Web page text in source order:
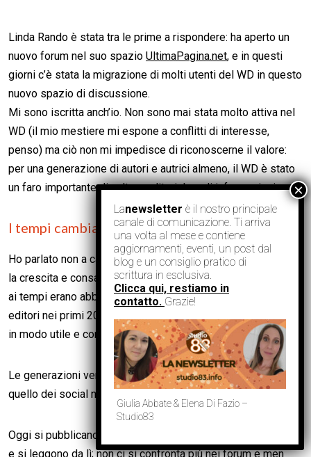
Linda Rando è stata tra le prime a rispondere: ha aperto un
nuovo forum nel suo spazio UltimaPagina.net, e in questi
giorni c’è stata la migrazione di molti utenti del WD in questo
nuovo spazio di discussione.
Mi sono iscritta anch’io. Non sono mai stata molto attiva nel
WD (il mio mestiere mi espone a conflitti di interesse,
penso) ma ciò non mi impedisce di riconoscerne il valore:
per una generazione di autori e autrici almeno, il WD è stato
un faro importante di cultura editoriale e di informazioni.
I tempi cambiano. E noi?
Ho parlato non a caso di “generazione”: il WD ha permesso
la crescita e consapevolizzazione deimillennial
ai tempi erano abbastanza grandi da scrivere e cercare
editori nei primi 2000, abbastanza giovani per usare i forum
in modo utile e concreto.
Le generazioni venute dopo si muovono in un altro scenario:
quello dei social network, di Wattpad, del direct publishing.
Oggi si pubblicano storie scritte direttamente con il cellulare,
e si leggono da lì; non ci si confronta più nei forum e men
Lanewsletter è il nostro principale
canale di comunicazione. Ti arriva
una volta al mese e contiene
aggiornamenti, eventi, un post dal
blog e un consiglio pratico di
scrittura in esclusiva.
Clicca qui, restiamo in
contatto. Grazie!
Giulia Abbate & Elena Di Fazio –
Studio83